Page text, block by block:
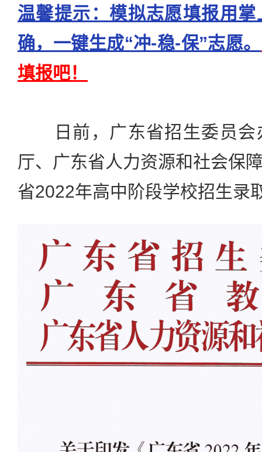
温馨提示：模拟志愿填报用
确，一键生成“冲-稳-保”志愿。
填报吧！
日前，广东省招生委员会
厅、广东省人力资源和社会保
省2022年高中阶段学校招生录